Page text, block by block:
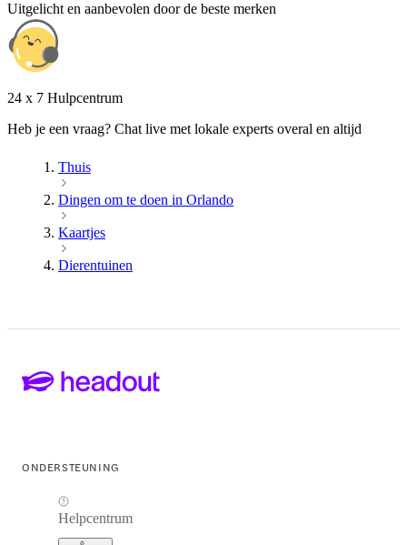
Uitgelicht en aanbevolen door de beste merken
24 x 7 Hulpcentrum
Heb je een vraag? Chat live met lokale experts overal en altijd
Thuis
Dingen om te doen in Orlando
Kaartjes
Dierentuinen
ONDERSTEUNING
Helpcentrum